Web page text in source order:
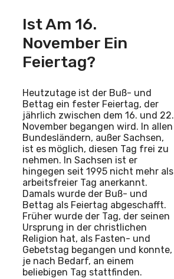
Ist Am 16.
November Ein
Feiertag?
Heutzutage ist der Buß- und
Bettag ein fester Feiertag, der
jährlich zwischen dem 16. und 22.
November begangen wird. In allen
Bundesländern, außer Sachsen,
ist es möglich, diesen Tag frei zu
nehmen. In Sachsen ist er
hingegen seit 1995 nicht mehr als
arbeitsfreier Tag anerkannt.
Damals wurde der Buß- und
Bettag als Feiertag abgeschafft.
Früher wurde der Tag, der seinen
Ursprung in der christlichen
Religion hat, als Fasten- und
Gebetstag begangen und konnte,
je nach Bedarf, an einem
beliebigen Tag stattfinden.